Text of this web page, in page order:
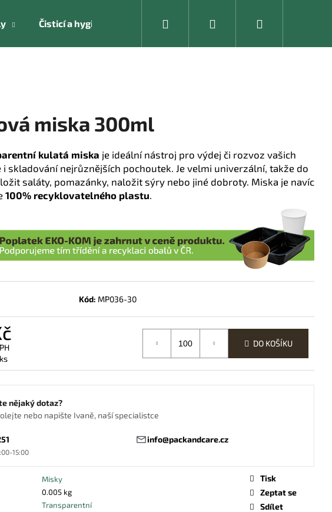
Čisticí a hygienické pomůcky Kancelářské vybavení
Přihlášení
miska 300ml
kulatá miska je ideální nástroj pro výdej či rozvoz vašich
i skladování nejrůznějších pochoutek. Je velmi univerzální, takže do
saláty, pomazánky, naložit sýry nebo jiné dobroty. Miska je navíc
100% recyklovatelného plastu
Kód: MP036-30
DO KOŠÍKU
nějaký dotaz?
nebo napište Ivaně, naší specialistce
15:00
info@packandcare.cz
Misky
0.005 kg
Transparentní
Tisk
Zeptat se
Sdílet
Následující
Kč